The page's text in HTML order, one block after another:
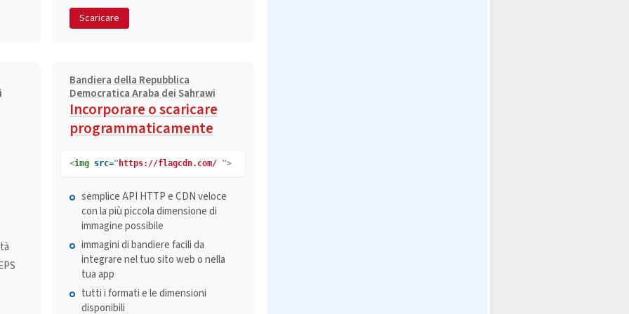
Scaricare
Bandiera della Repubblica
Democratica Araba dei Sahrawi
Incorporare o scaricare
programmaticamente
<img src=" https://flagcdn.com/ ">
semplice API HTTP e CDN veloce
con la più piccola dimensione di
immagine possibile
immagini di bandiere facili da
integrare nel tuo sito web o nella
tua app
tutti i formati e le dimensioni
disponibili